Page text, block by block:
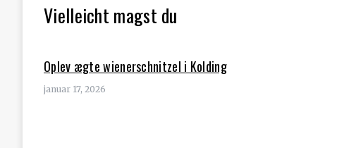
Vielleicht magst du
Oplev ægte wienerschnitzel i Kolding
januar 17, 2026